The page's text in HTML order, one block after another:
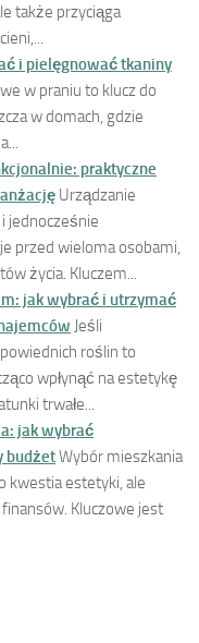
także przyciąga
i pielęgnować tkaniny
w praniu to klucz do
w domach, gdzie
praktyczne
Urządzanie
jednocześnie
przed wieloma osobami,
życia. Kluczem...
jak wybrać i utrzymać
Jeśli
roślin to
wpłynąć na estetykę
trwałe...
jak wybrać
budżetWybór mieszkania
kwestia estetyki, ale
Kluczowe jest